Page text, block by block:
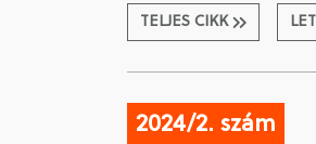
TELJES CIKK
2024/2. szám